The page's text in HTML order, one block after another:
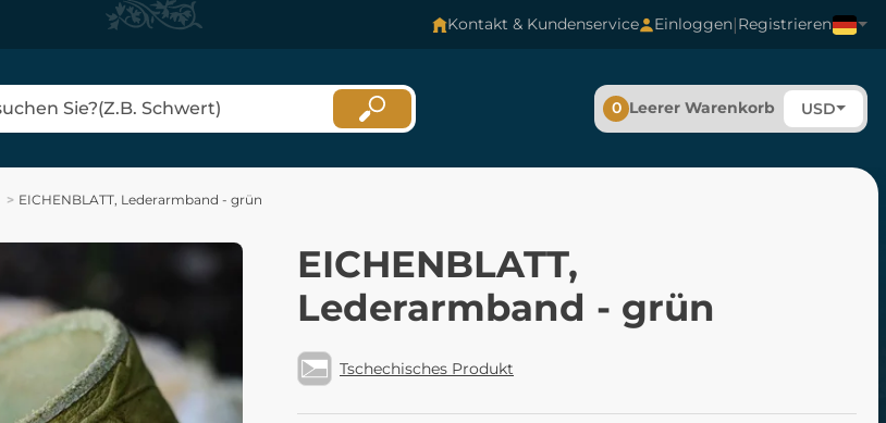
Kontakt & Kundenservice Einloggen|Registrieren
0 Leerer Warenkorb USD
EICHENBLATT, Lederarmband - grün
EICHENBLATT,
Lederarmband - grün
Tschechisches Produkt